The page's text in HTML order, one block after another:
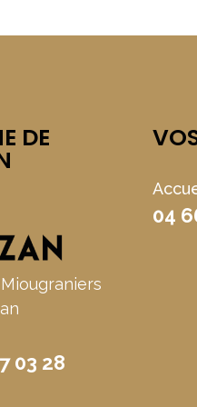
DE
03 28
04